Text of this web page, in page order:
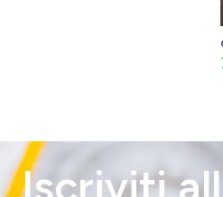
Iscriviti